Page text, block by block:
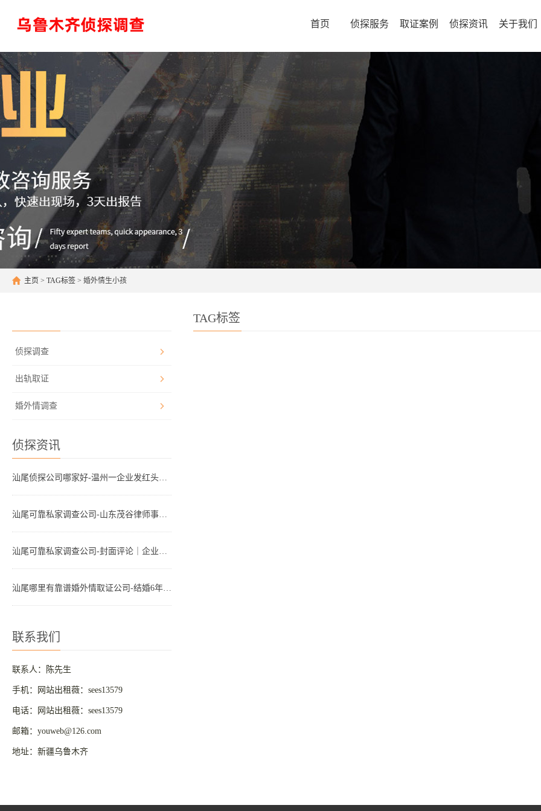
首页 侦探服务 取证案例 侦探资讯 关于我们
主页 >TAG标签 > 婚外情生小孩
侦探调查
出轨取证
婚外情调查
侦探资讯
汕尾侦探公司哪家好-温州一企业发红头文件“禁止婚外情和出轨”，网友吵翻
汕尾可靠私家调查公司-山东茂谷律师事务所：离婚协议法律专家，专业离婚律师、潍坊出轨离婚证据收集及财产
汕尾可靠私家调查公司-封面评论｜企业发文“禁止婚外情和出轨”，道德外衣下仍是功利算计
汕尾哪里有靠谱婚外情取证公司-结婚6年老公背叛婚姻3年，我拖着不离婚，却受到了更大的伤害
联系我们
联系人：陈先生
手机：网站出租薇：sees13579
电话：网站出租薇：sees13579
邮箱：youweb@126.com
地址：新疆乌鲁木齐
TAG标签